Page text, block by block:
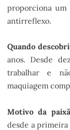
proporciona
antirreflexo.
Quando
anos. Desde
trabalhar e
maquiagem
Motivo da
desde a